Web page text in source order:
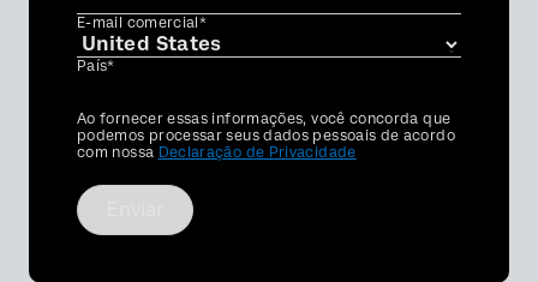
E-mail comercial*
País*
Privacy
Optin
Ao fornecer essas informações, você concorda que
podemos processar seus dados pessoais de acordo
com nossa Declaração de Privacidade